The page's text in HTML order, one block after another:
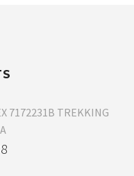
7172231B TREKKING